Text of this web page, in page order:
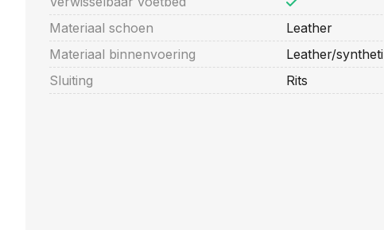
Materiaal schoen
Leather
Materiaal binnenvoering
Leather/syntheti
Sluiting
Rits